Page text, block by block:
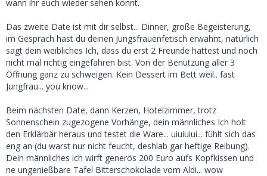
wann ihr euch wieder sehen könnt.
Das zweite Date ist mit dir selbst... Dinner, große Begeisterung,
im Gespräch hast du deinen Jungsfrauenfetisch erwähnt, natürlich
sagt dein weibliches Ich, dass du erst 2 Freunde hattest und noch
nicht mal richtig eingefahren bist. Von der Benutzung aller 3
Öffnung ganz zu schweigen. Kein Dessert im Bett weil.. fast
Jungfrau... you know...
Beim nächsten Date, dann Kerzen, Hotelzimmer, trotz
Sonnenschein zugezogene Vorhänge, dein männliches Ich holt
den Erklärbär heraus und testet die Ware... uiuiuiui... fühlt sich das
eng an (du warst nur nicht feucht, deshlab gar heftige Reibung).
Dein männliches ich wirft generös 200 Euro aufs Kopfkissen und
ne ungenießbare Tafel Bitterschokolade vom Aldi... wow